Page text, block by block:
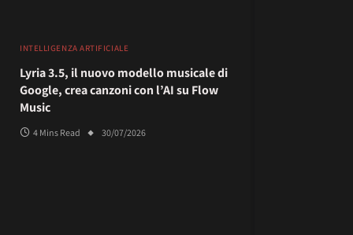
INTELLIGENZA ARTIFICIALE
Lyria 3.5, il nuovo modello musicale di
Google, crea canzoni con l’AI su Flow
Music
4 Mins Read 30/07/2026